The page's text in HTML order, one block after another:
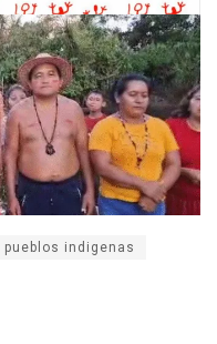
pueblos indigenas